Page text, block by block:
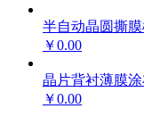
半自动晶圆撕
￥0.00
晶片背衬薄膜
￥0.00